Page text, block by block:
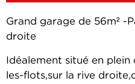
Grand garage de 56m² -
droite
Idéalement situé en
les-flots,sur la rive